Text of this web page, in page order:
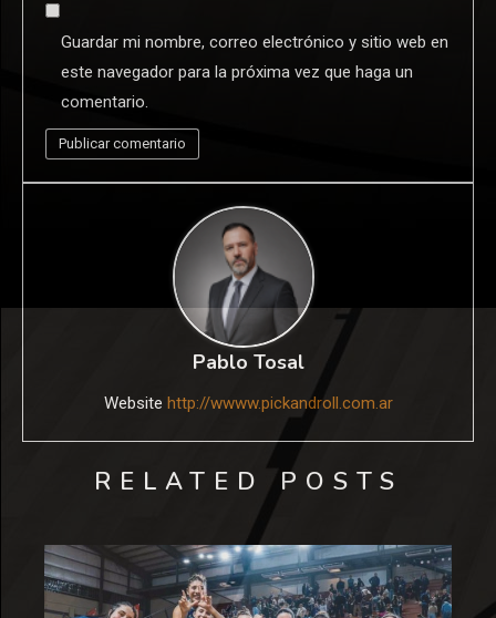
Guardar mi nombre, correo electrónico y sitio web en
este navegador para la próxima vez que haga un
comentario.
Pablo Tosal
Website http://wwww.pickandroll.com.ar
RELATED POSTS